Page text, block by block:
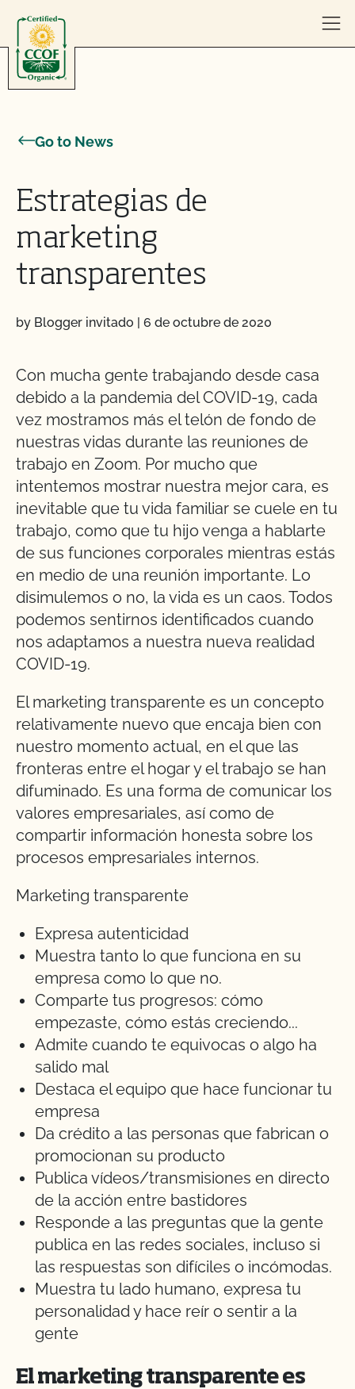
Go to News
Estrategias de
marketing
transparentes
by Blogger invitado | 6 de octubre de 2020
Con mucha gente trabajando desde casa
debido a la pandemia del COVID-19, cada
vez mostramos más el telón de fondo de
nuestras vidas durante las reuniones de
trabajo en Zoom. Por mucho que
intentemos mostrar nuestra mejor cara, es
inevitable que tu vida familiar se cuele en tu
trabajo, como que tu hijo venga a hablarte
de sus funciones corporales mientras estás
en medio de una reunión importante. Lo
disimulemos o no, la vida es un caos. Todos
podemos sentirnos identificados cuando
nos adaptamos a nuestra nueva realidad
COVID-19.
El marketing transparente es un concepto
relativamente nuevo que encaja bien con
nuestro momento actual, en el que las
fronteras entre el hogar y el trabajo se han
difuminado. Es una forma de comunicar los
valores empresariales, así como de
compartir información honesta sobre los
procesos empresariales internos.
Marketing transparente
Expresa autenticidad
Muestra tanto lo que funciona en su
empresa como lo que no.
Comparte tus progresos: cómo
empezaste, cómo estás creciendo...
Admite cuando te equivocas o algo ha
salido mal
Destaca el equipo que hace funcionar tu
empresa
Da crédito a las personas que fabrican o
promocionan su producto
Publica vídeos/transmisiones en directo
de la acción entre bastidores
Responde a las preguntas que la gente
publica en las redes sociales, incluso si
las respuestas son difíciles o incómodas.
Muestra tu lado humano, expresa tu
personalidad y hace reír o sentir a la
gente
El marketing transparente es